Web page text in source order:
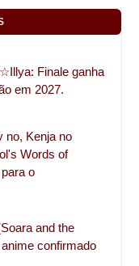
Finale ganha
em 2027.
no, Kenja no
Words of
o
and the
confirmado